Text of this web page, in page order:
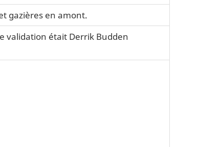
gazières en amont.
validation était Derrik Budden